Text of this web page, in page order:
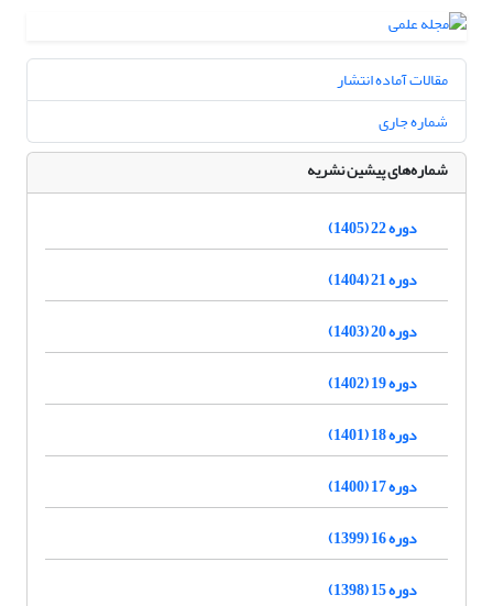
مقالات آماده انتشار
شماره جاری
شماره‌های پیشین نشریه
دوره 22 (1405)
دوره 21 (1404)
دوره 20 (1403)
دوره 19 (1402)
دوره 18 (1401)
دوره 17 (1400)
دوره 16 (1399)
دوره 15 (1398)